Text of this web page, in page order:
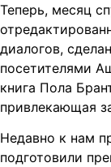
Теперь, месяц
диалогов,
посетителями
книга Пола
привлекающая
Недавно к нам
подготовили